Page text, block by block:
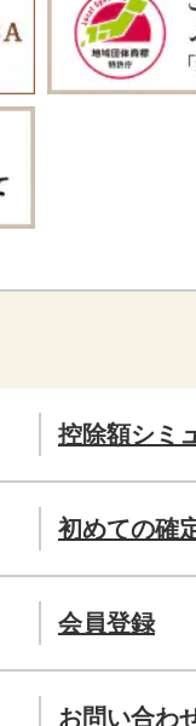
控除額シミ
初めての確
会員登録
お問い合わ